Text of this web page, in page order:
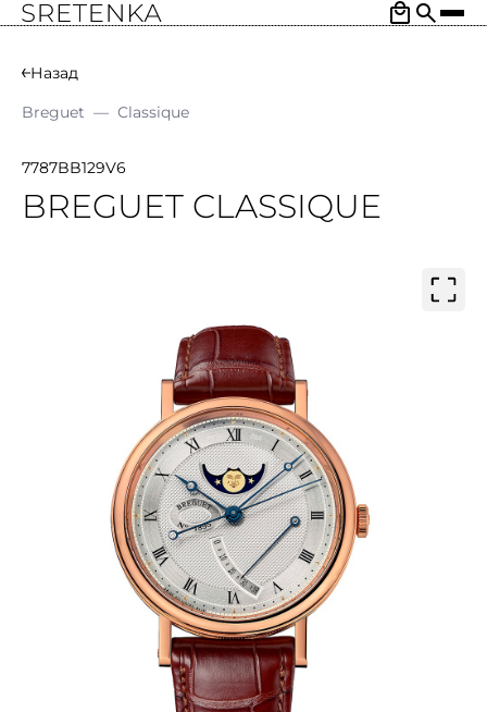
Назад
Breguet — Classique
7787BB129V6
BREGUET CLASSIQUE